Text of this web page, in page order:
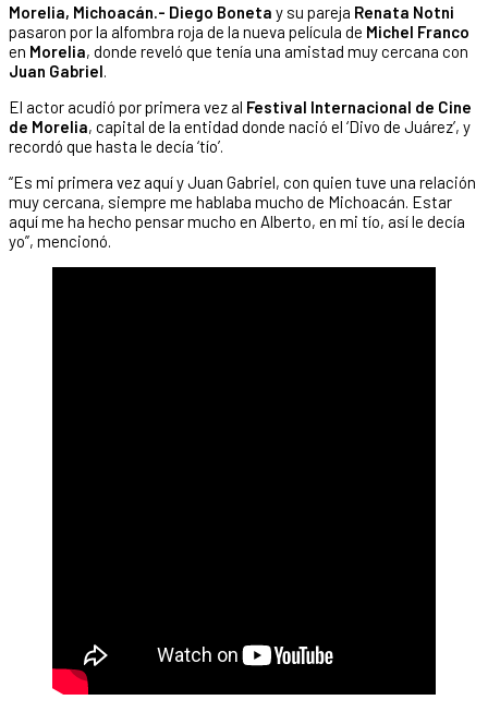
Morelia, Michoacán.- Diego Boneta y su pareja Renata Notni
pasaron por la alfombra roja de la nueva película de Michel Franco
en Morelia, donde reveló que tenía una amistad muy cercana con
Juan Gabriel.
El actor acudió por primera vez al Festival Internacional de Cine
de Morelia, capital de la entidad donde nació el ‘Divo de Juárez’, y
recordó que hasta le decía ‘tío’.
“Es mi primera vez aquí y Juan Gabriel, con quien tuve una relación
muy cercana, siempre me hablaba mucho de Michoacán. Estar
aquí me ha hecho pensar mucho en Alberto, en mi tío, así le decía
yo”, mencionó.